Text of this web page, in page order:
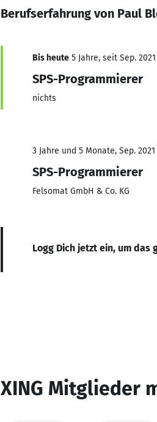
Berufserfahrung von Paul
Bis heute 5 Jahre, seit Sep. 2021
SPS-Programmierer
nichts
3 Jahre und 5 Monate, Sep.
SPS-Programmierer
Felsomat GmbH & Co. KG
Logg Dich jetzt ein, um das
XING Mitglieder